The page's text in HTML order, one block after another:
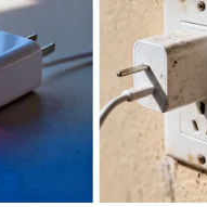
Hidden Breaker
Bill